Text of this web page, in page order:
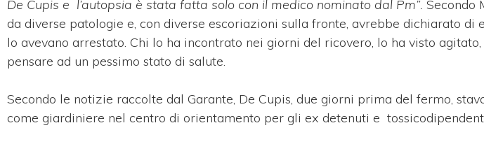
De Cupis e l’autopsia è stata fatta solo con il medico nominato dal Pm”. Secondo
da diverse patologie e, con diverse escoriazioni sulla fronte, avrebbe dichiarato di
lo avevano arrestato. Chi lo ha incontrato nei giorni del ricovero, lo ha visto
pensare ad un pessimo stato di salute.
Secondo le notizie raccolte dal Garante, De Cupis, due giorni prima del fermo,
come giardiniere nel centro di orientamento per gli ex detenuti e